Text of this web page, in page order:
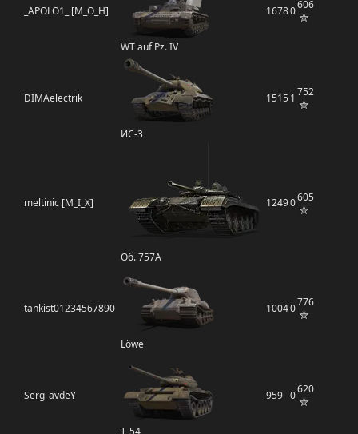
_APOLO1_ [M_O_H]
WT auf Pz. IV
16780606
DIMAelectrik
ИС-3
15151 752
meltinic [M_I_X]
Об. 757А
12490605
tankist01234567890
Löwe
10040776
Serg_avdeY
Т-54
959 0620